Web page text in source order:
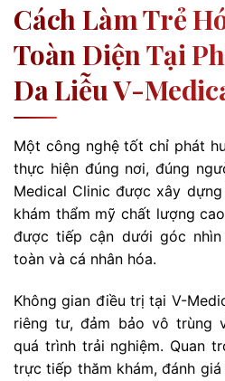
Cách Làm Trẻ
Toàn Diện Tại
Da Liễu V-
Một công nghệ tốt chỉ phát
thực hiện đúng nơi, đúng
Medical Clinic được xây
khám thẩm mỹ chất lượng
được tiếp cận dưới góc
toàn và cá nhân hóa.
Không gian điều trị tại V-
riêng tư, đảm bảo vô trùng
quá trình trải nghiệm. Quan
trực tiếp thăm khám, đánh